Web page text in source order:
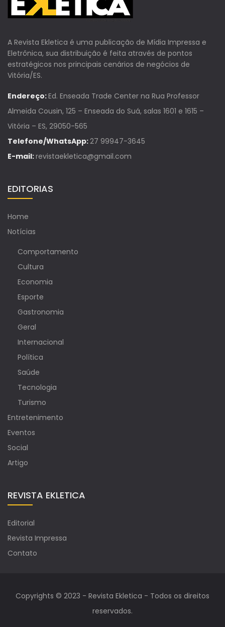
A Revista Ekletica é uma publicação de Mídia Impressa e
Eletrônica, sua distribuição é feita através de pontos
estratégicos nos principais cenários de negócios de
Vitória/ES.
Endereço:Ed. Enseada Trade Center na Rua Professor
Almeida Cousin, 125 – Enseada do Suá, salas 1601 e 1615 –
Vitória – ES, 29050-565
Telefone/WhatsApp:27 99947-3645
E-mail:revistaekletica@gmail.com
EDITORIAS
Home
Notícias
Comportamento
Cultura
Economia
Esporte
Gastronomia
Geral
Internacional
Política
Saúde
Tecnologia
Turismo
Entretenimento
Eventos
Social
Artigo
REVISTA EKLETICA
Editorial
Revista Impressa
Contato
Copyrights © 2023 - Revista Ekletica - Todos os direitos
reservados.